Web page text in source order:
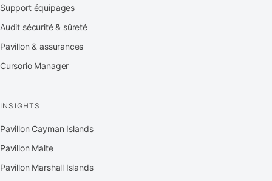
Support équipages
Audit sécurité & sûreté
Pavillon & assurances
Cursorio Manager
INSIGHTS
Pavillon Cayman Islands
Pavillon Malte
Pavillon Marshall Islands